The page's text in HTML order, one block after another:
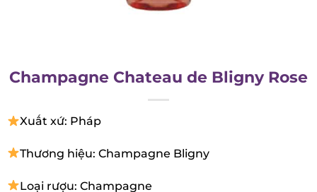
Champagne Chateau de Bligny
Rose